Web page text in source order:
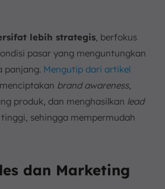
lebih strategis , berfokus
pasar yang menguntungkan
panjang. Mengutip dari artikel
brand awareness,
produk, dan menghasilkan lead
sehingga mempermudah
dan Marketing